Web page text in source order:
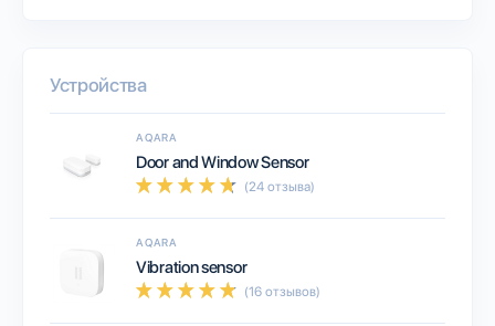
Устройства
AQARA
Door and Window Sensor
(24 отзыва)
AQARA
Vibration sensor
(16 отзывов)